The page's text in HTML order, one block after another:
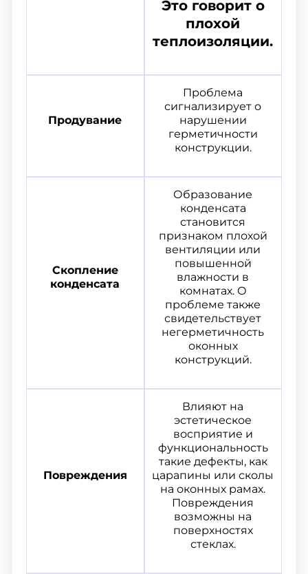
Это говорит о
плохой
теплоизоляции.
Продувание
Проблема
сигнализирует о
нарушении
герметичности
конструкции.
Скопление
конденсата
Образование
конденсата
становится
признаком плохой
вентиляции или
повышенной
влажности в
комнатах. О
проблеме также
свидетельствует
негерметичность
оконных
конструкций.
Повреждения
Влияют на
эстетическое
восприятие и
функциональность
такие дефекты, как
царапины или сколы
на оконных рамах.
Повреждения
возможны на
поверхностях
стеклах.